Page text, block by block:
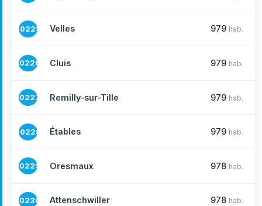
10225 Velles 979 hab.
10226 Cluis 979 hab.
10227 Remilly-sur-Tille 979 hab.
10228 Étables 979 hab.
10229 Oresmaux 978 hab.
10230 Attenschwiller 978 hab.